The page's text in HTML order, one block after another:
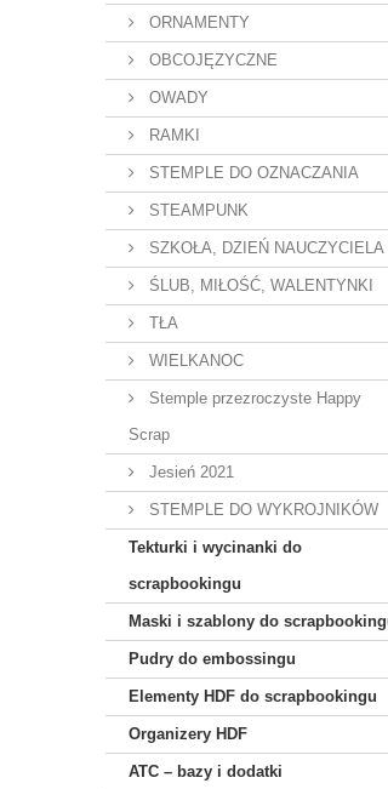
ORNAMENTY
OBCOJĘZYCZNE
OWADY
RAMKI
STEMPLE DO OZNACZANIA
STEAMPUNK
SZKOŁA, DZIEŃ NAUCZYCIELA
ŚLUB, MIŁOŚĆ, WALENTYNKI
TŁA
WIELKANOC
Stemple przezroczyste Happy
Scrap
Jesień 2021
STEMPLE DO WYKROJNIKÓW
Tekturki i wycinanki do
scrapbookingu
Maski i szablony do
Pudry do embossingu
Elementy HDF do scrapbookingu
Organizery HDF
ATC – bazy i dodatki